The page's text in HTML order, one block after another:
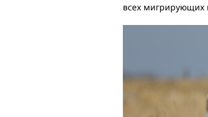
всех мигрирующих